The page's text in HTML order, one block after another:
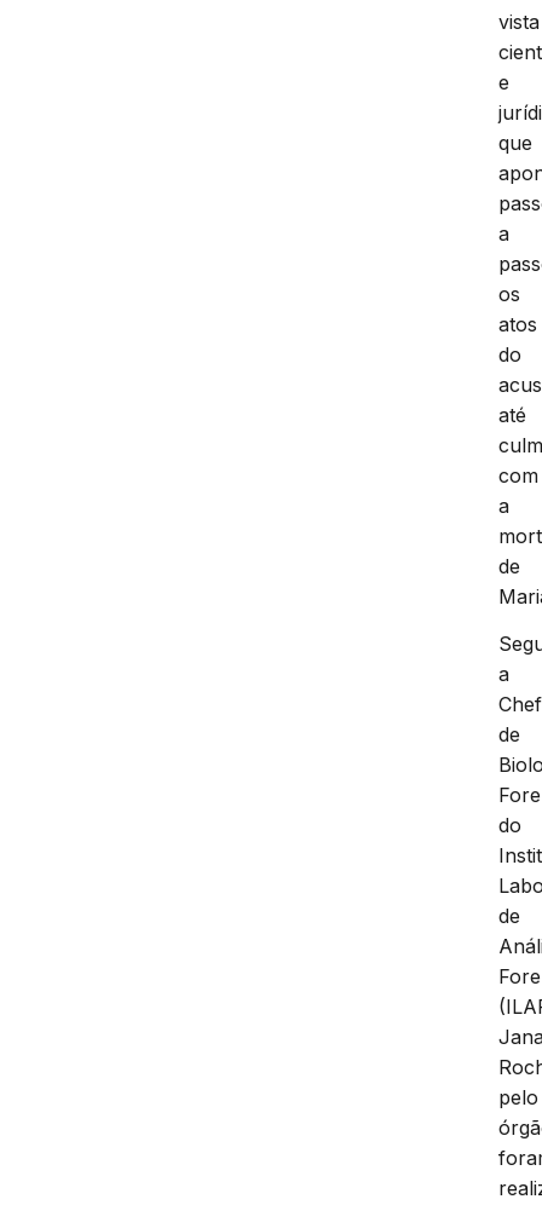
vista
e
que
a
os
atos
do
até
com
a
de
a
de
do
de
pelo